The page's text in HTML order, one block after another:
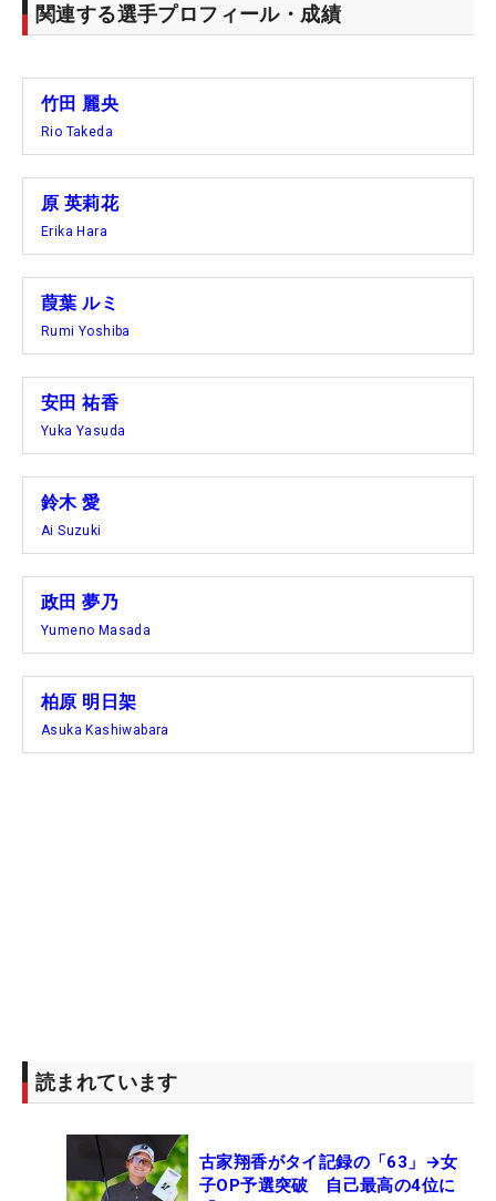
関連する選手プロフィール・成績
竹田 麗央
Rio Takeda
原 英莉花
Erika Hara
葭葉 ルミ
Rumi Yoshiba
安田 祐香
Yuka Yasuda
鈴木 愛
Ai Suzuki
政田 夢乃
Yumeno Masada
柏原 明日架
Asuka Kashiwabara
読まれています
古家翔香がタイ記録の「63」→女
子OP予選突破 自己最高の4位に